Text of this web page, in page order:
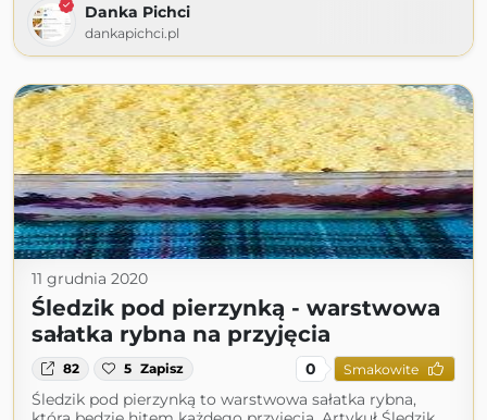
Danka Pichci
dankapichci.pl
11 grudnia 2020
Śledzik pod pierzynką - warstwowa
sałatka rybna na przyjęcia
82 5 Zapisz 0 Smakowite
Śledzik pod pierzynką to warstwowa sałatka rybna,